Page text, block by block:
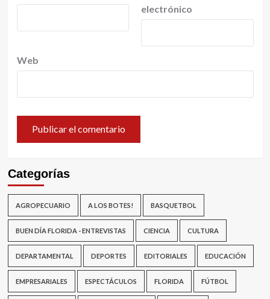
electrónico
Web
Categorías
AGROPECUARIO A LOS BOTES! BASQUETBOL
BUEN DÍA FLORIDA - ENTREVISTAS CIENCIA CULTURA
DEPARTAMENTAL DEPORTES EDITORIALES EDUCACIÓN
EMPRESARIALES ESPECTÁCULOS FLORIDA FÚTBOL